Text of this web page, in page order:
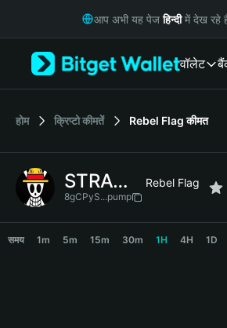
Русский
Italiano
简体中文
繁體中文
Bahasa Indonesia
आप अभी यह पेजहिन्दीमें देख रहे
वॉलेट
होम क्रिप्टो कीमतें Rebel Flag कीमत
STRAWHAT Rebel Flag
8gCPyS...pump
समय 1m 5m 15m 30m 1H 4H 1D